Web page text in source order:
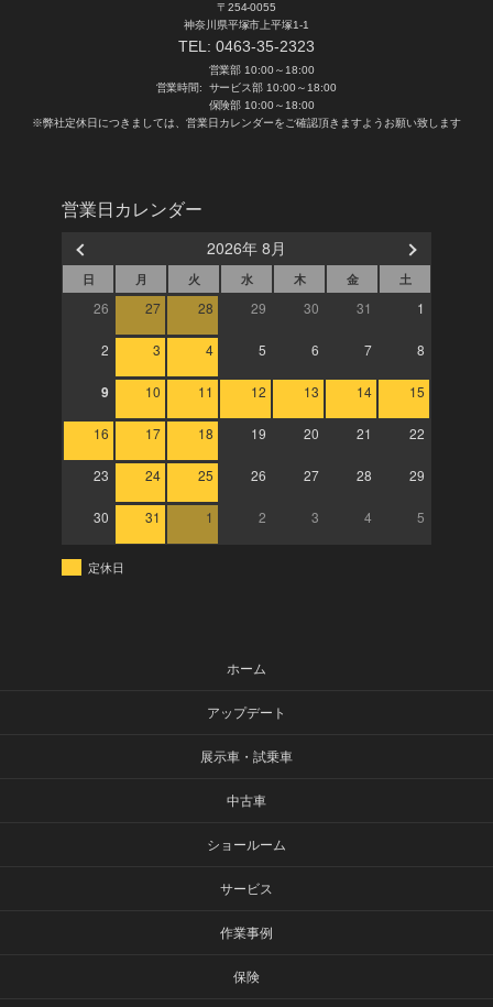
〒254-0055
神奈川県平塚市上平塚1-1
TEL:0463-35-2323
営業時間:
営業部 10:00～18:00
サービス部 10:00～18:00
保険部 10:00～18:00
※弊社定休日につきましては、営業日カレンダーをご確認頂きますようお願い致します
営業日カレンダー
2026年 8月
日 月 火 水 木 金 土
26 27 28 29 30 31 1
2 3 4 5 6 7 8
9 10 11 12 13 14 15
16 17 18 19 20 21 22
23 24 25 26 27 28 29
30 31 1 2 3 4 5
定休日
ホーム
アップデート
展示車・試乗車
中古車
ショールーム
サービス
作業事例
保険